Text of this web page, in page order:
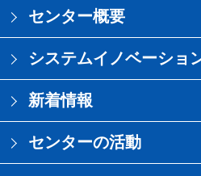
センター概要
システムイノベーショ
新着情報
センターの活動